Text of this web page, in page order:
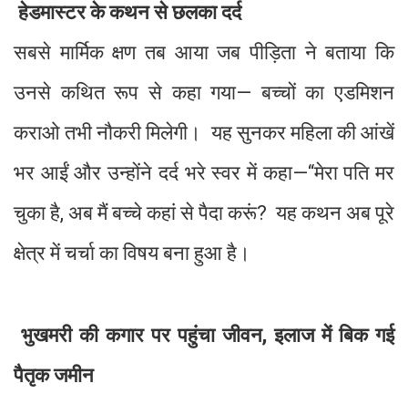
हेडमास्टर के कथन से छलका दर्द
सबसे मार्मिक क्षण तब आया जब पीड़िता ने बताया कि
उनसे कथित रूप से कहा गया— बच्चों का एडमिशन
कराओ तभी नौकरी मिलेगी। यह सुनकर महिला की आंखें
भर आईं और उन्होंने दर्द भरे स्वर में कहा—“मेरा पति मर
चुका है, अब मैं बच्चे कहां से पैदा करूं? यह कथन अब पूरे
क्षेत्र में चर्चा का विषय बना हुआ है।
भुखमरी की कगार पर पहुंचा जीवन, इलाज में बिक गई
पैतृक जमीन